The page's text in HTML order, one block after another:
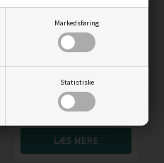
Markedsføring
Statistiske
349,00
DKK
LÆS MERE